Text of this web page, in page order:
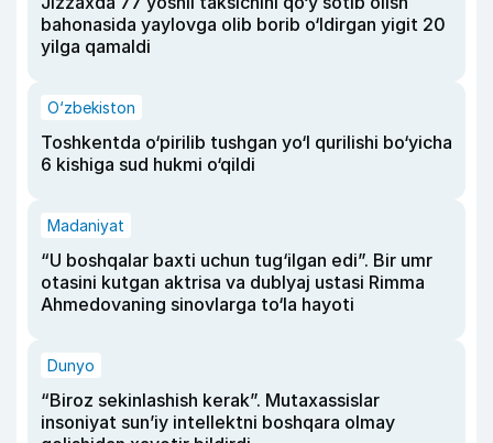
bahonasida yaylovga olib borib o‘ldirgan yigit 20
yilga qamaldi
O‘zbekiston
Toshkentda o‘pirilib tushgan yo‘l qurilishi bo‘yicha
6 kishiga sud hukmi o‘qildi
Madaniyat
“U boshqalar baxti uchun tug‘ilgan edi”. Bir umr
otasini kutgan aktrisa va dublyaj ustasi Rimma
Ahmedovaning sinovlarga to‘la hayoti
Dunyo
“Biroz sekinlashish kerak”. Mutaxassislar
insoniyat sun’iy intellektni boshqara olmay